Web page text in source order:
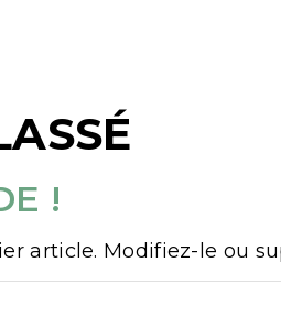
!
article. Modifiez-le ou